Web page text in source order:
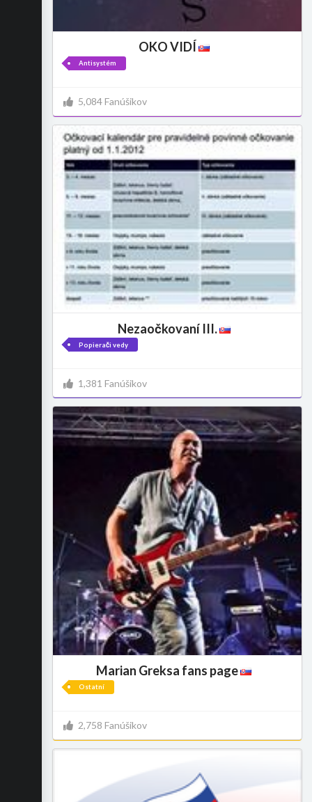
OKO VIDÍ
Antisystém
5,084 Fanúšikov
Nezaočkovaní III.
Popierači vedy
1,381 Fanúšikov
Marian Greksa fans page
Ostatní
2,758 Fanúšikov